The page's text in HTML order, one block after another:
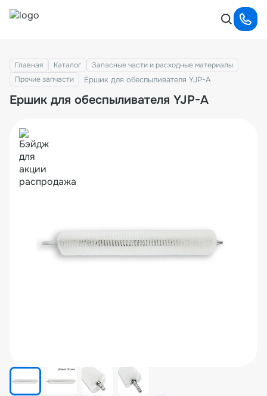
Главная Каталог
Запасные части и расходные материалы
Прочие запчасти
Ершик для обеспыливателя YJP-A
Ершик для обеспыливателя YJP-A